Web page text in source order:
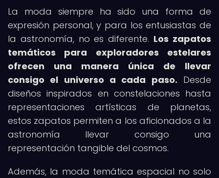
La moda siempre ha sido una forma de
expresión personal, y para los entusiastas de
la astronomía, no es diferente. Los zapatos
temáticos para exploradores estelares
ofrecen una manera única de llevar
consigo el universo a cada paso. Desde
diseños inspirados en constelaciones hasta
representaciones artísticas de planetas,
estos zapatos permiten a los aficionados a la
astronomía llevar consigo una
representación tangible del cosmos.
Además, la moda temática espacial no solo